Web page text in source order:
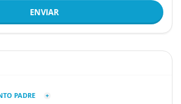
ENVIAR
PADRE